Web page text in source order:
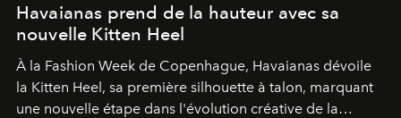
Havaianas prend de la hauteur avec sa
nouvelle Kitten Heel
À la Fashion Week de Copenhague, Havaianas dévoile
la Kitten Heel, sa première silhouette à talon, marquant
une nouvelle étape dans l'évolution créative de la